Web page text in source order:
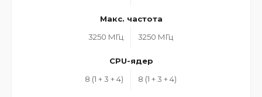
Макс. частота
3250 МГц
3250 МГц
CPU-ядер
8 (1 + 3 + 4)
8 (1 + 3 + 4)